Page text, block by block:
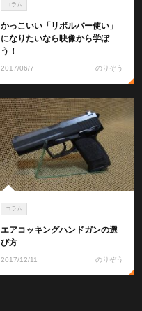
コラム
かっこいい「リボルバー使い」
になりたいなら映像から学ぼ
う！
2017/06/7 のりぞう
コラム
エアコッキングハンドガンの選
び方
2017/12/11 のりぞう